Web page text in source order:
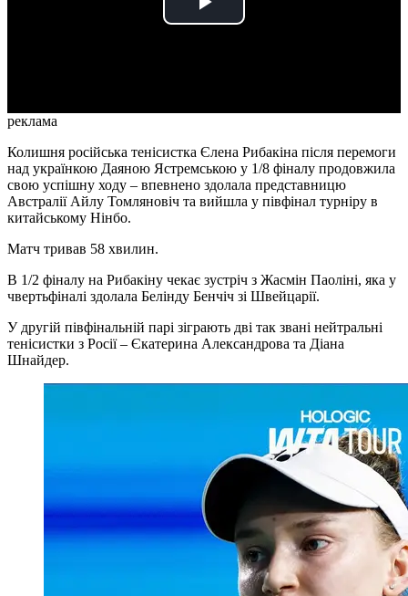
Play
реклама
Колишня російська тенісистка Єлена Рибакіна після перемоги
над українкою Даяною Ястремською у 1/8 фіналу продовжила
свою успішну ходу – впевнено здолала представницю
Австралії Айлу Томляновіч та вийшла у півфінал турніру в
китайському Нінбо.
Матч тривав 58 хвилин.
В 1/2 фіналу на Рибакіну чекає зустріч з Жасмін Паоліні, яка у
чвертьфіналі здолала Белінду Бенчіч зі Швейцарії.
У другій півфінальній парі зіграють дві так звані нейтральні
тенісистки з Росії – Єкатерина Александрова та Діана
Шнайдер.